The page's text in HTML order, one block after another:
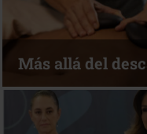
Energía que